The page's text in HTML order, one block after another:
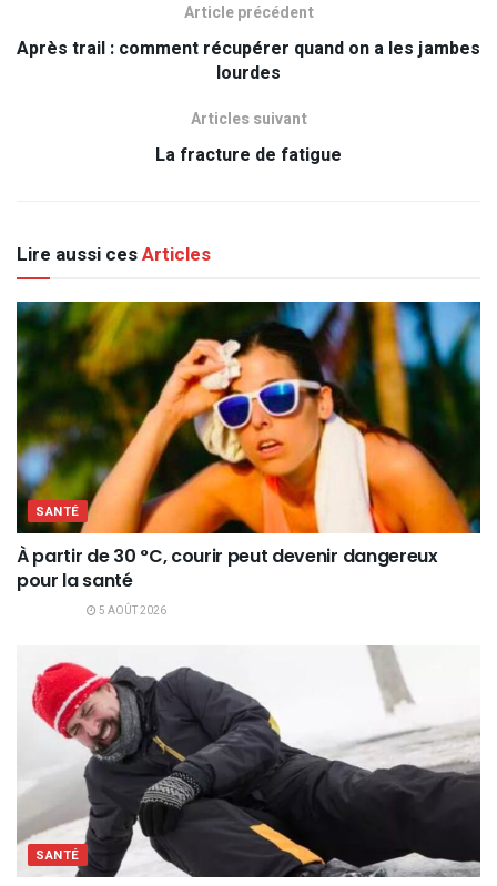
Article précédent
Après trail : comment récupérer quand on a les jambes
lourdes
Articles suivant
La fracture de fatigue
Lire aussi cesArticles
SANTÉ
À partir de 30 °C, courir peut devenir dangereux
pour la santé
5 AOÛT 2026
SANTÉ